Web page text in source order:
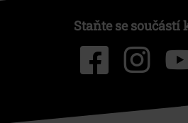
Staňte se součástí